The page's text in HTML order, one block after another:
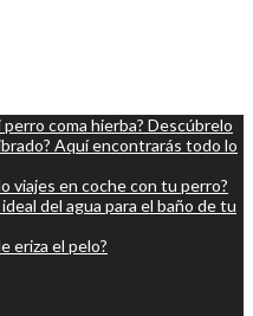
coma hierba? Descúbrelo
Aquí encontrarás todo lo
viajes en coche con tu perro?
del agua para el baño de tu
eriza el pelo?